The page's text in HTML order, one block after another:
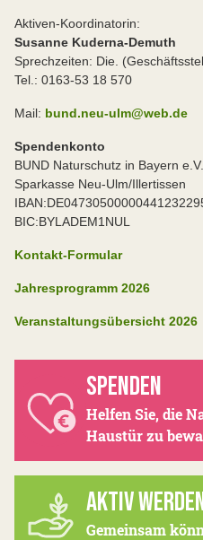
Aktiven-Koordinatorin:
Susanne Kuderna-Demuth
Sprechzeiten: Die.
Tel.: 0163-53 18 570
Mail: bund.neu-ulm@web.de
Spendenkonto
BUND Naturschutz in Bayern
Sparkasse Neu-Ulm/Illertissen
BIC:BYLADEM1NUL
Kontakt-Formular
Jahresprogramm 2026
Veranstaltungsübersicht 2026
SPENDEN
Helfen Sie, die
Haustür zu
AKTIV
Gemeinsam